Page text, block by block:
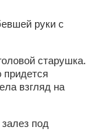
руки с
старушка.
взгляд на
под